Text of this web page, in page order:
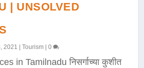
| UNSOLVED
2021 |Tourism |0
in Tamilnadu निसर्गाच्या कुशीत